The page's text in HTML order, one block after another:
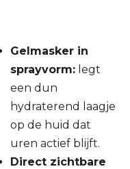
Gelmasker in
sprayvorm: legt
een dun
hydraterend laagje
op de huid dat
uren actief blijft.
Direct zichtbare